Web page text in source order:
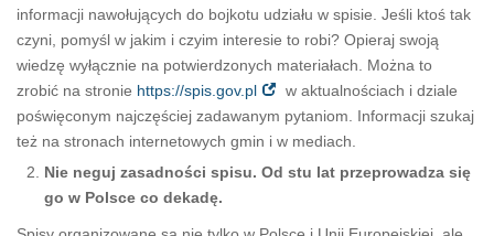
informacji nawołujących do bojkotu udziału w spisie. Jeśli ktoś tak
czyni, pomyśl w jakim i czyim interesie to robi? Opieraj swoją
wiedzę wyłącznie na potwierdzonych materiałach. Można to
zrobić na stronie https://spis.gov.pl
w aktualnościach i dziale
poświęconym najczęściej zadawanym pytaniom. Informacji szukaj
też na stronach internetowych gmin i w mediach.
Nie neguj zasadności spisu. Od stu lat przeprowadza się
go w Polsce co dekadę.